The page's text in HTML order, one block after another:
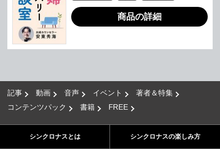
商品の詳細
記事 動画 音声 イベント
著者＆特集
コンテンツパック
書籍 FREE
シンクロナスとは シンクロナスの楽しみ方